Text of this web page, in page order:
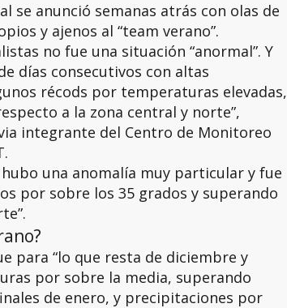
se anunció semanas atrás con olas de
y ajenos al “team verano”.
no fue una situación “anormal”. Y
días consecutivos con altas
récods por temperaturas elevadas,
a la zona central y norte”,
integrante del Centro de Monitoreo
una anomalía muy particular y fue
por sobre los 35 grados y superando
para “lo que resta de diciembre y
por sobre la media, superando
de enero, y precipitaciones por